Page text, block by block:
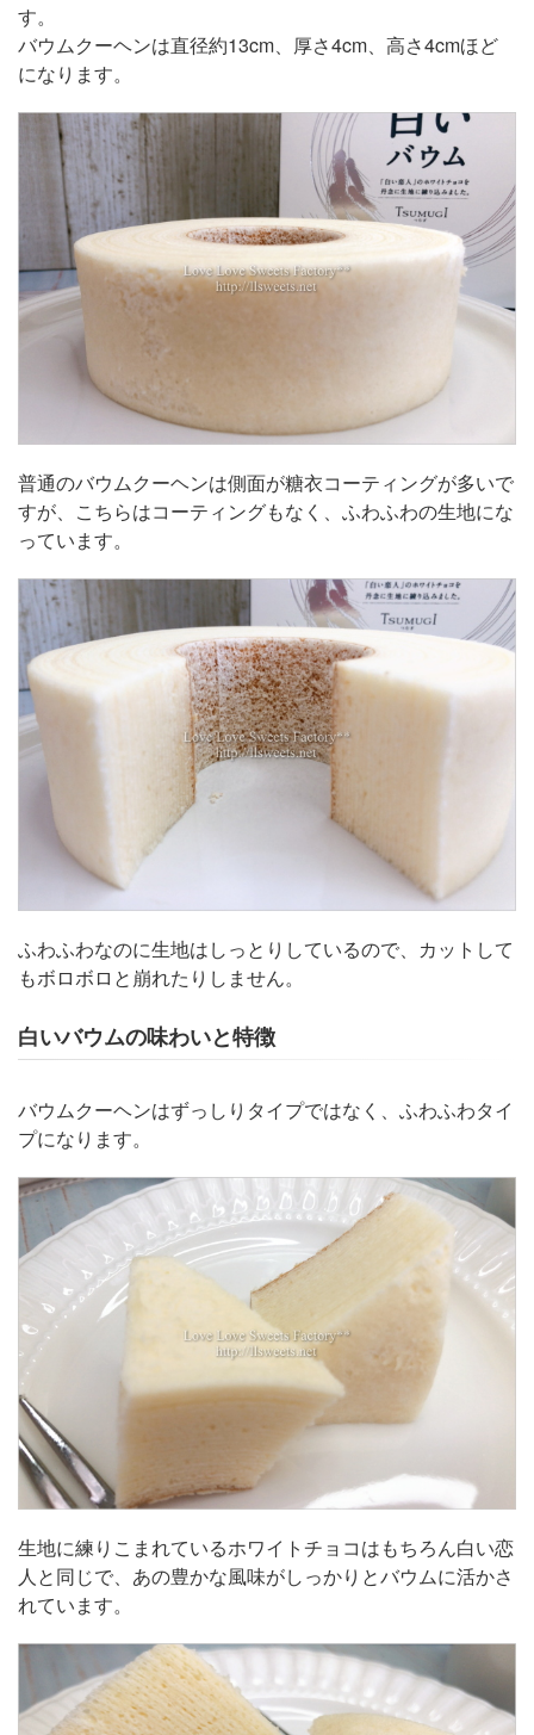
す。
バウムクーヘンは直径約13cm、厚さ4cm、高さ4cmほど
になります。
普通のバウムクーヘンは側面が糖衣コーティングが多いで
すが、こちらはコーティングもなく、ふわふわの生地にな
っています。
ふわふわなのに生地はしっとりしているので、カットして
もボロボロと崩れたりしません。
白いバウムの味わいと特徴
バウムクーヘンはずっしりタイプではなく、ふわふわタイ
プになります。
生地に練りこまれているホワイトチョコはもちろん白い恋
人と同じで、あの豊かな風味がしっかりとバウムに活かさ
れています。